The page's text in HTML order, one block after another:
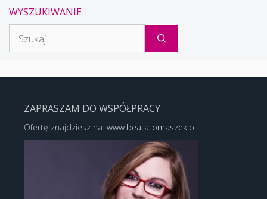
WYSZUKIWANIE
ZAPRASZAM DO WSPÓŁPRACY
Ofertę znajdziesz na: www.beatatomaszek.pl